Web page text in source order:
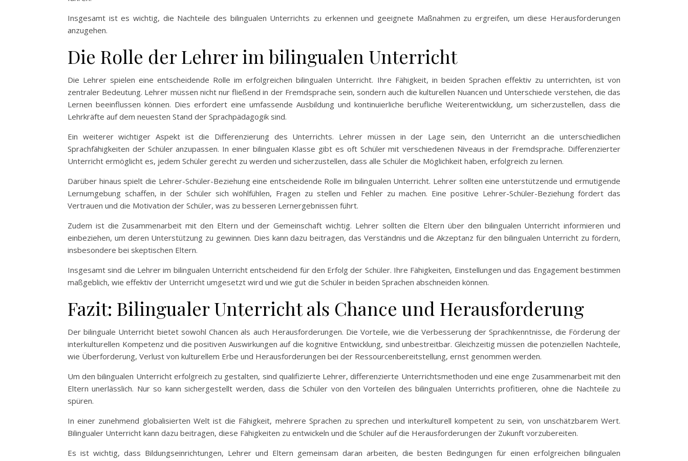
Insgesamt ist es wichtig, die Nachteile des bilingualen Unterrichts zu erkennen und geeignete Maßnahmen zu ergreifen, um diese Herausforderungen
anzugehen.
Die Rolle der Lehrer im bilingualen Unterricht
Die Lehrer spielen eine entscheidende Rolle im erfolgreichen bilingualen Unterricht. Ihre Fähigkeit, in beiden Sprachen effektiv zu unterrichten, ist von
zentraler Bedeutung. Lehrer müssen nicht nur fließend in der Fremdsprache sein, sondern auch die kulturellen Nuancen und Unterschiede verstehen, die das
Lernen beeinflussen können. Dies erfordert eine umfassende Ausbildung und kontinuierliche berufliche Weiterentwicklung, um sicherzustellen, dass die
Lehrkräfte auf dem neuesten Stand der Sprachpädagogik sind.
Ein weiterer wichtiger Aspekt ist die Differenzierung des Unterrichts. Lehrer müssen in der Lage sein, den Unterricht an die unterschiedlichen
Sprachfähigkeiten der Schüler anzupassen. In einer bilingualen Klasse gibt es oft Schüler mit verschiedenen Niveaus in der Fremdsprache. Differenzierter
Unterricht ermöglicht es, jedem Schüler gerecht zu werden und sicherzustellen, dass alle Schüler die Möglichkeit haben, erfolgreich zu lernen.
Darüber hinaus spielt die Lehrer-Schüler-Beziehung eine entscheidende Rolle im bilingualen Unterricht. Lehrer sollten eine unterstützende und ermutigende
Lernumgebung schaffen, in der Schüler sich wohlfühlen, Fragen zu stellen und Fehler zu machen. Eine positive Lehrer-Schüler-Beziehung fördert das
Vertrauen und die Motivation der Schüler, was zu besseren Lernergebnissen führt.
Zudem ist die Zusammenarbeit mit den Eltern und der Gemeinschaft wichtig. Lehrer sollten die Eltern über den bilingualen Unterricht informieren und
einbeziehen, um deren Unterstützung zu gewinnen. Dies kann dazu beitragen, das Verständnis und die Akzeptanz für den bilingualen Unterricht zu fördern,
insbesondere bei skeptischen Eltern.
Insgesamt sind die Lehrer im bilingualen Unterricht entscheidend für den Erfolg der Schüler. Ihre Fähigkeiten, Einstellungen und das Engagement bestimmen
maßgeblich, wie effektiv der Unterricht umgesetzt wird und wie gut die Schüler in beiden Sprachen abschneiden können.
Fazit: Bilingualer Unterricht als Chance und Herausforderung
Der bilinguale Unterricht bietet sowohl Chancen als auch Herausforderungen. Die Vorteile, wie die Verbesserung der Sprachkenntnisse, die Förderung der
interkulturellen Kompetenz und die positiven Auswirkungen auf die kognitive Entwicklung, sind unbestreitbar. Gleichzeitig müssen die potenziellen Nachteile,
wie Überforderung, Verlust von kulturellem Erbe und Herausforderungen bei der Ressourcenbereitstellung, ernst genommen werden.
Um den bilingualen Unterricht erfolgreich zu gestalten, sind qualifizierte Lehrer, differenzierte Unterrichtsmethoden und eine enge Zusammenarbeit mit den
Eltern unerlässlich. Nur so kann sichergestellt werden, dass die Schüler von den Vorteilen des bilingualen Unterrichts profitieren, ohne die Nachteile zu
spüren.
In einer zunehmend globalisierten Welt ist die Fähigkeit, mehrere Sprachen zu sprechen und interkulturell kompetent zu sein, von unschätzbarem Wert.
Bilingualer Unterricht kann dazu beitragen, diese Fähigkeiten zu entwickeln und die Schüler auf die Herausforderungen der Zukunft vorzubereiten.
Es ist wichtig, dass Bildungseinrichtungen, Lehrer und Eltern gemeinsam daran arbeiten, die besten Bedingungen für einen erfolgreichen bilingualen